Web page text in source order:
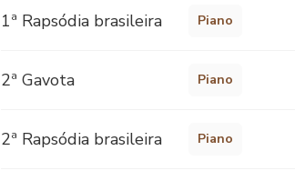
1ª Rapsódia brasileira Piano
2ª Gavota Piano
2ª Rapsódia brasileira Piano